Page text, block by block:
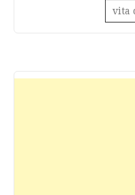
vita